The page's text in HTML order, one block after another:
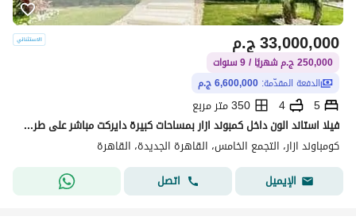
ج.م33,000,000
250,000 ج.م شهريًا / 9 سنوات
الدفعة المقدّمة: 6,600,000 ج.م
5
4
350 متر مربع
فيلا استاند الون داخل كمبوند ازار بمساحات كبيرة دايركت مباشر على طريق التسعين بمقدم (6 مليون ) فقط
كومباوند ازار، التجمع الخامس، القاهرة الجديدة، القاهرة
الإيميل
اتصل